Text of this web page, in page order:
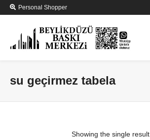
Personal Shopper
su geçirmez tabela
Showing the single result